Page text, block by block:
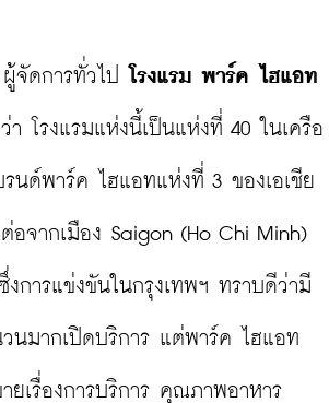
จัดการทั่วไป โรงแรม พาร์ค ไฮแอท
า โรงแรมแห่งนี้เป็นแห่งที่ 40 ในเครือ
นด์พาร์ค ไฮแอทแห่งที่ 3 ของเอเชีย
อจากเมือง Saigon (Ho Chi Minh)
การแข่งขันในกรุงเทพฯ ทราบดีว่ามี
วนมากเปิดบริการ แต่พาร์ค ไฮแอท
ยเรื่องการบริการ คุณภาพอาหาร